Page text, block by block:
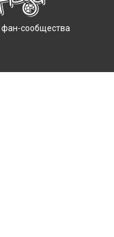
сообщества